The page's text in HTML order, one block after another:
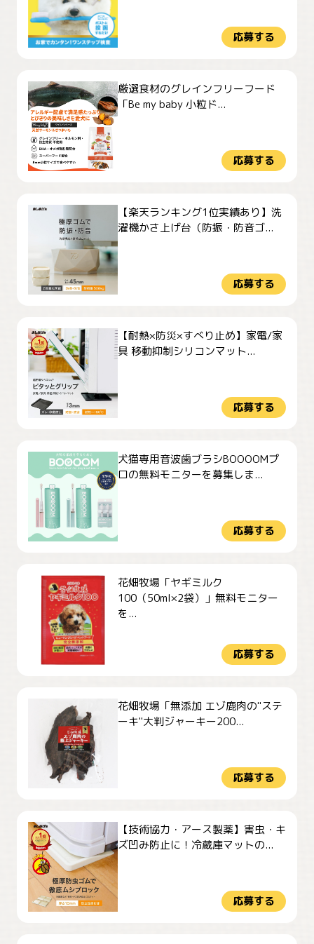
応募する
厳選食材のグレインフリーフード
「Be my baby 小粒ド...
応募する
【楽天ランキング1位実績あり】洗
濯機かさ上げ台（防振・防音ゴ...
応募する
【耐熱×防災×すべり止め】家電/家
具 移動抑制シリコンマット...
応募する
犬猫専用音波歯ブラシBOOOOMプ
ロの無料モニターを募集しま...
応募する
花畑牧場「ヤギミルク
100（50ml×2袋）」無料モニター
を...
応募する
花畑牧場「無添加 エゾ鹿肉の"ステ
ーキ"大判ジャーキー200...
応募する
【技術協力・アース製薬】害虫・キ
ズ凹み防止に！冷蔵庫マットの...
応募する